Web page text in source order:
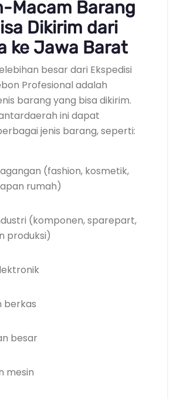
Macam Barang
Dikirim dari
ke Jawa Barat
besar dari Ekspedisi
Profesional adalah
barang yang bisa dikirim.
ini dapat
jenis barang, seperti:
(fashion, kosmetik,
rumah)
(komponen, sparepart,
produksi)
berkas
besar
mesin